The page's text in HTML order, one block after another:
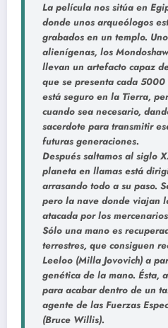
La película nos sitúa en
donde unos arqueólogos
grabados en un templo.
alienígenas, los
llevan un artefacto capaz
que se presenta cada
está seguro en la Tierra,
cuando sea necesario,
sacerdote para transmitir
futuras generaciones.
Después saltamos al siglo
planeta en llamas está
arrasando todo a su paso.
pero la nave donde viajan
atacada por los
Sólo una mano es
terrestres, que consiguen
Leeloo (Milla Jovovich) a
genética de la mano. Ésta,
para acabar dentro de un
agente de las Fuerzas
(Bruce Willis).